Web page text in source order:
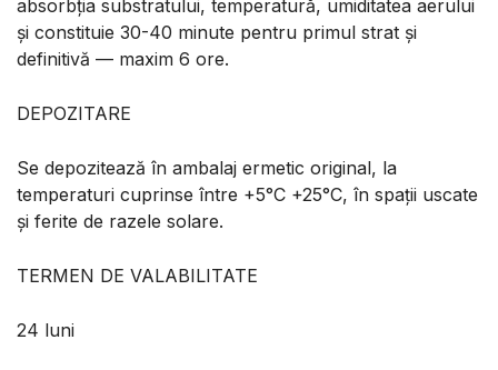
absorbția substratului, temperatură, umiditatea aerului
și constituie 30-40 minute pentru primul strat și
definitivă — maxim 6 ore.
DEPOZITARE
Se depozitează în ambalaj ermetic original, la
temperaturi cuprinse între +5°C +25°C, în spaţii uscate
şi ferite de razele solare.
TERMEN DE VALABILITATE
24 luni